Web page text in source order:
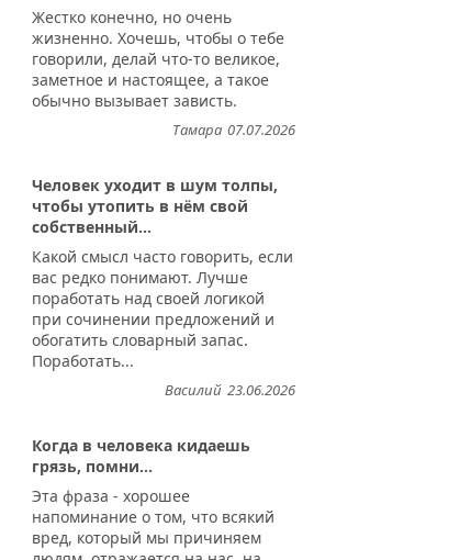
Жестко конечно, но очень
жизненно. Хочешь, чтобы о тебе
говорили, делай что-то великое,
заметное и настоящее, а такое
обычно вызывает зависть.
07.07.2026
Тамара
Человек уходит в шум толпы,
чтобы утопить в нём свой
собственный...
Какой смысл часто говорить, если
вас редко понимают. Лучше
поработать над своей логикой
при сочинении предложений и
обогатить словарный запас.
Поработать...
23.06.2026
Василий
Когда в человека кидаешь
грязь, помни...
Эта фраза - хорошее
напоминание о том, что всякий
вред, который мы причиняем